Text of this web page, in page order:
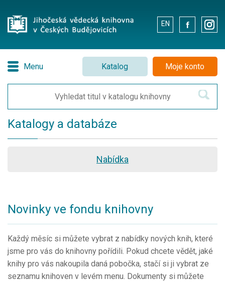
EN . .
Menu Katalog Moje konto
Katalogy a databáze
Nabídka
Novinky ve fondu knihovny
Každý měsíc si můžete vybrat z nabídky nových knih, které
jsme pro vás do knihovny pořídili. Pokud chcete vědět, jaké
knihy pro vás nakoupila daná pobočka, stačí si ji vybrat ze
seznamu knihoven v levém menu. Dokumenty si můžete